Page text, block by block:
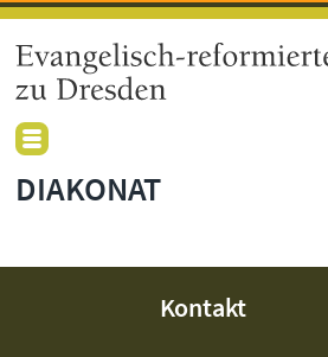
DIAKONAT
Kontakt